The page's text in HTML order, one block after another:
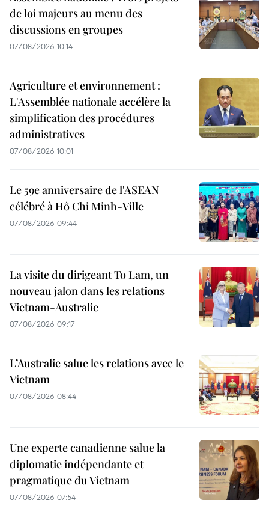
de loi majeurs au menu des
discussions en groupes
07/08/2026 10:14
Agriculture et environnement :
L'Assemblée nationale accélère la
simplification des procédures
administratives
07/08/2026 10:01
Le 59e anniversaire de l'ASEAN
célébré à Hô Chi Minh-Ville
07/08/2026 09:44
La visite du dirigeant To Lam, un
nouveau jalon dans les relations
Vietnam-Australie
07/08/2026 09:17
L’Australie salue les relations avec le
Vietnam
07/08/2026 08:44
Une experte canadienne salue la
diplomatie indépendante et
pragmatique du Vietnam
07/08/2026 07:54